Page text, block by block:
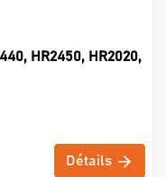
HR2450, HR2020,
Détails